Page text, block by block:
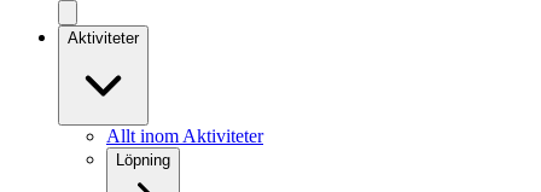
Aktiviteter
Allt inom Aktiviteter
Löpning